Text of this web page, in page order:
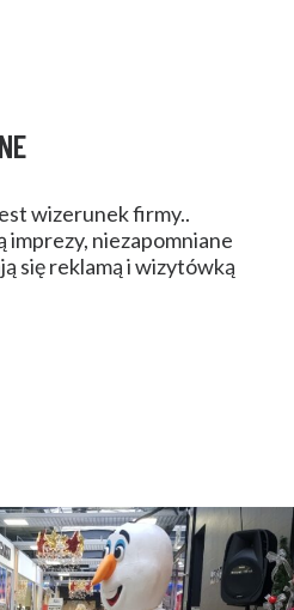
wizerunek firmy..
imprezy, niezapomniane
się reklamą i wizytówką